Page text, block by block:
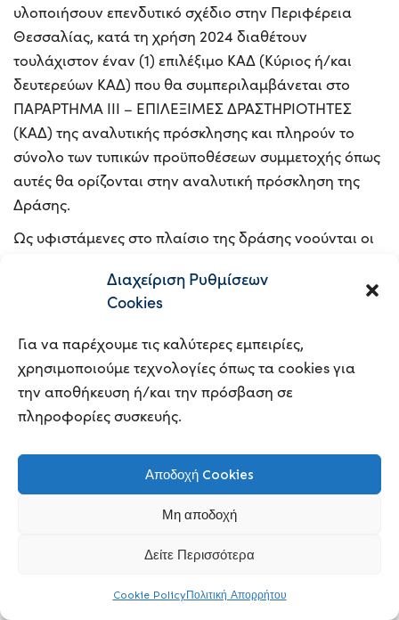
Διαχείριση Ρυθμίσεων
Cookies
Για να παρέχουμε τις καλύτερες εμπειρίες,
χρησιμοποιούμε τεχνολογίες όπως τα cookies για
την αποθήκευση ή/και την πρόσβαση σε
πληροφορίες συσκευής.
Αποδοχή Cookies
Μη αποδοχή
Δείτε Περισσότερα
Cookie PolicyΠολιτική Απορρήτου
υλοποιήσουν επενδυτικό σχέδιο στην Περιφέρεια
Θεσσαλίας, κατά τη χρήση 2024 διαθέτουν
τουλάχιστον έναν (1) επιλέξιμο ΚΑΔ (Κύριος ή/και
δευτερεύων ΚΑΔ) που θα συμπεριλαμβάνεται στο
ΠΑΡΑΡΤΗΜΑ ΙΙΙ – ΕΠΙΛΕΞΙΜΕΣ ΔΡΑΣΤΗΡΙΟΤΗΤΕΣ
(ΚΑΔ) της αναλυτικής πρόσκλησης και πληρούν το
σύνολο των τυπικών προϋποθέσεων συμμετοχής όπως
αυτές θα ορίζονται στην αναλυτική πρόσκληση της
Δράσης.
Ως υφιστάμενες στο πλαίσιο της δράσης νοούνται οι
που έχουν συσταθεί με ημερομηνία έναρξης
διαθέτουν τουλάχιστον δύο (2) πλήρεις,
κλεισμένες διαχειριστικές χρήσεις και κατά την
υποβολή της αίτησης έχουν υποβληθεί και
εκκαθαριστεί τα προσήκοντα φορολογικά
Ο επιχορηγούμενος προϋπολογισμός κάθε
επενδυτικής πρότασης δυνητικού δικαιούχου